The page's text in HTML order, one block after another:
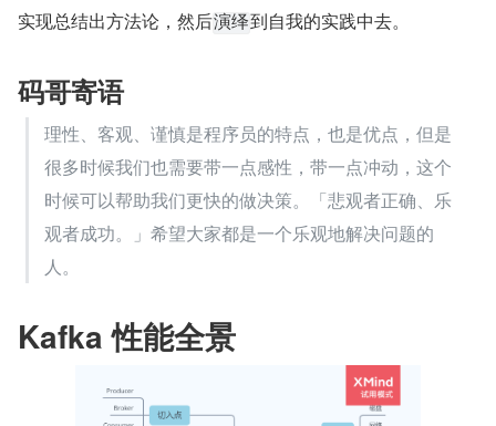
实现总结出方法论，然后演绎到自我的实践中去。
码哥寄语
理性、客观、谨慎是程序员的特点，也是优点，但是
很多时候我们也需要带一点感性，带一点冲动，这个
时候可以帮助我们更快的做决策。「悲观者正确、乐
观者成功。」希望大家都是一个乐观地解决问题的
人。
Kafka 性能全景